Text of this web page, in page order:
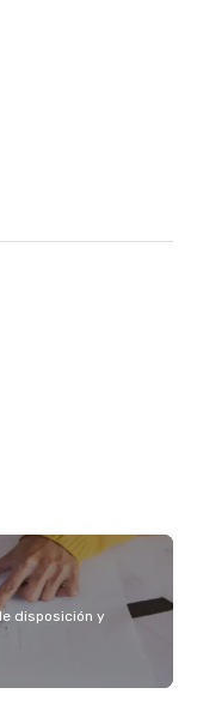
disposición y